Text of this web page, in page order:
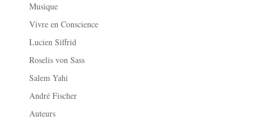
Musique
Vivre en Conscience
Lucien Siffrid
Roselis von Sass
Salem Yahi
André Fischer
Auteurs